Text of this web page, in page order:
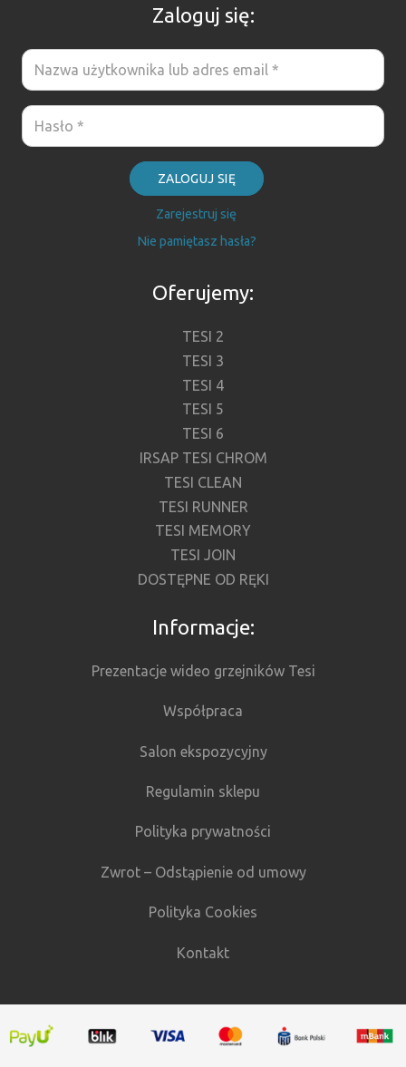
Zaloguj się:
ZALOGUJ SIĘ
Zarejestruj się
Nie pamiętasz hasła?
Oferujemy:
TESI 2
TESI 3
TESI 4
TESI 5
TESI 6
IRSAP TESI CHROM
TESI CLEAN
TESI RUNNER
TESI MEMORY
TESI JOIN
DOSTĘPNE OD RĘKI
Informacje:
Prezentacje wideo grzejników Tesi
Współpraca
Salon ekspozycyjny
Regulamin sklepu
Polityka prywatności
Zwrot – Odstąpienie od umowy
Polityka Cookies
Kontakt